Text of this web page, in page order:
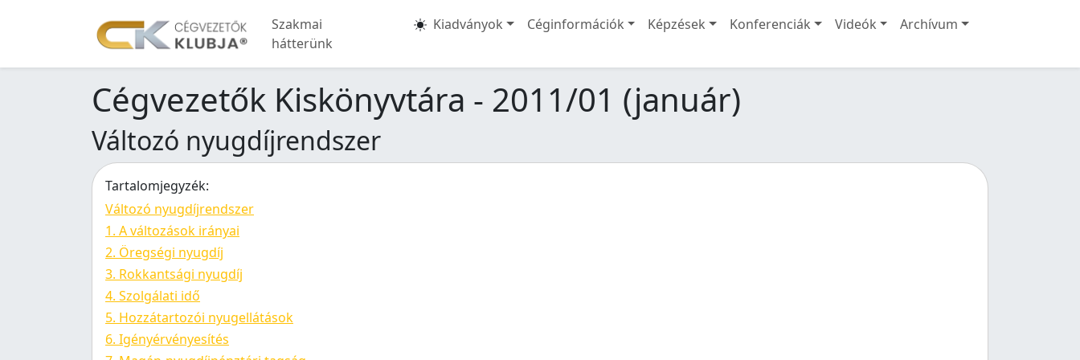
Szakmai
hátterünk
Kiadványok Céginformációk Képzések Konferenciák Videók Archívum
Cégvezetők Kiskönyvtára - 2011/01 (január)
Változó nyugdíjrendszer
Tartalomjegyzék:
Változó nyugdíjrendszer
1. A változások irányai
2. Öregségi nyugdíj
3. Rokkantsági nyugdíj
4. Szolgálati idő
5. Hozzátartozói nyugellátások
6. Igényérvényesítés